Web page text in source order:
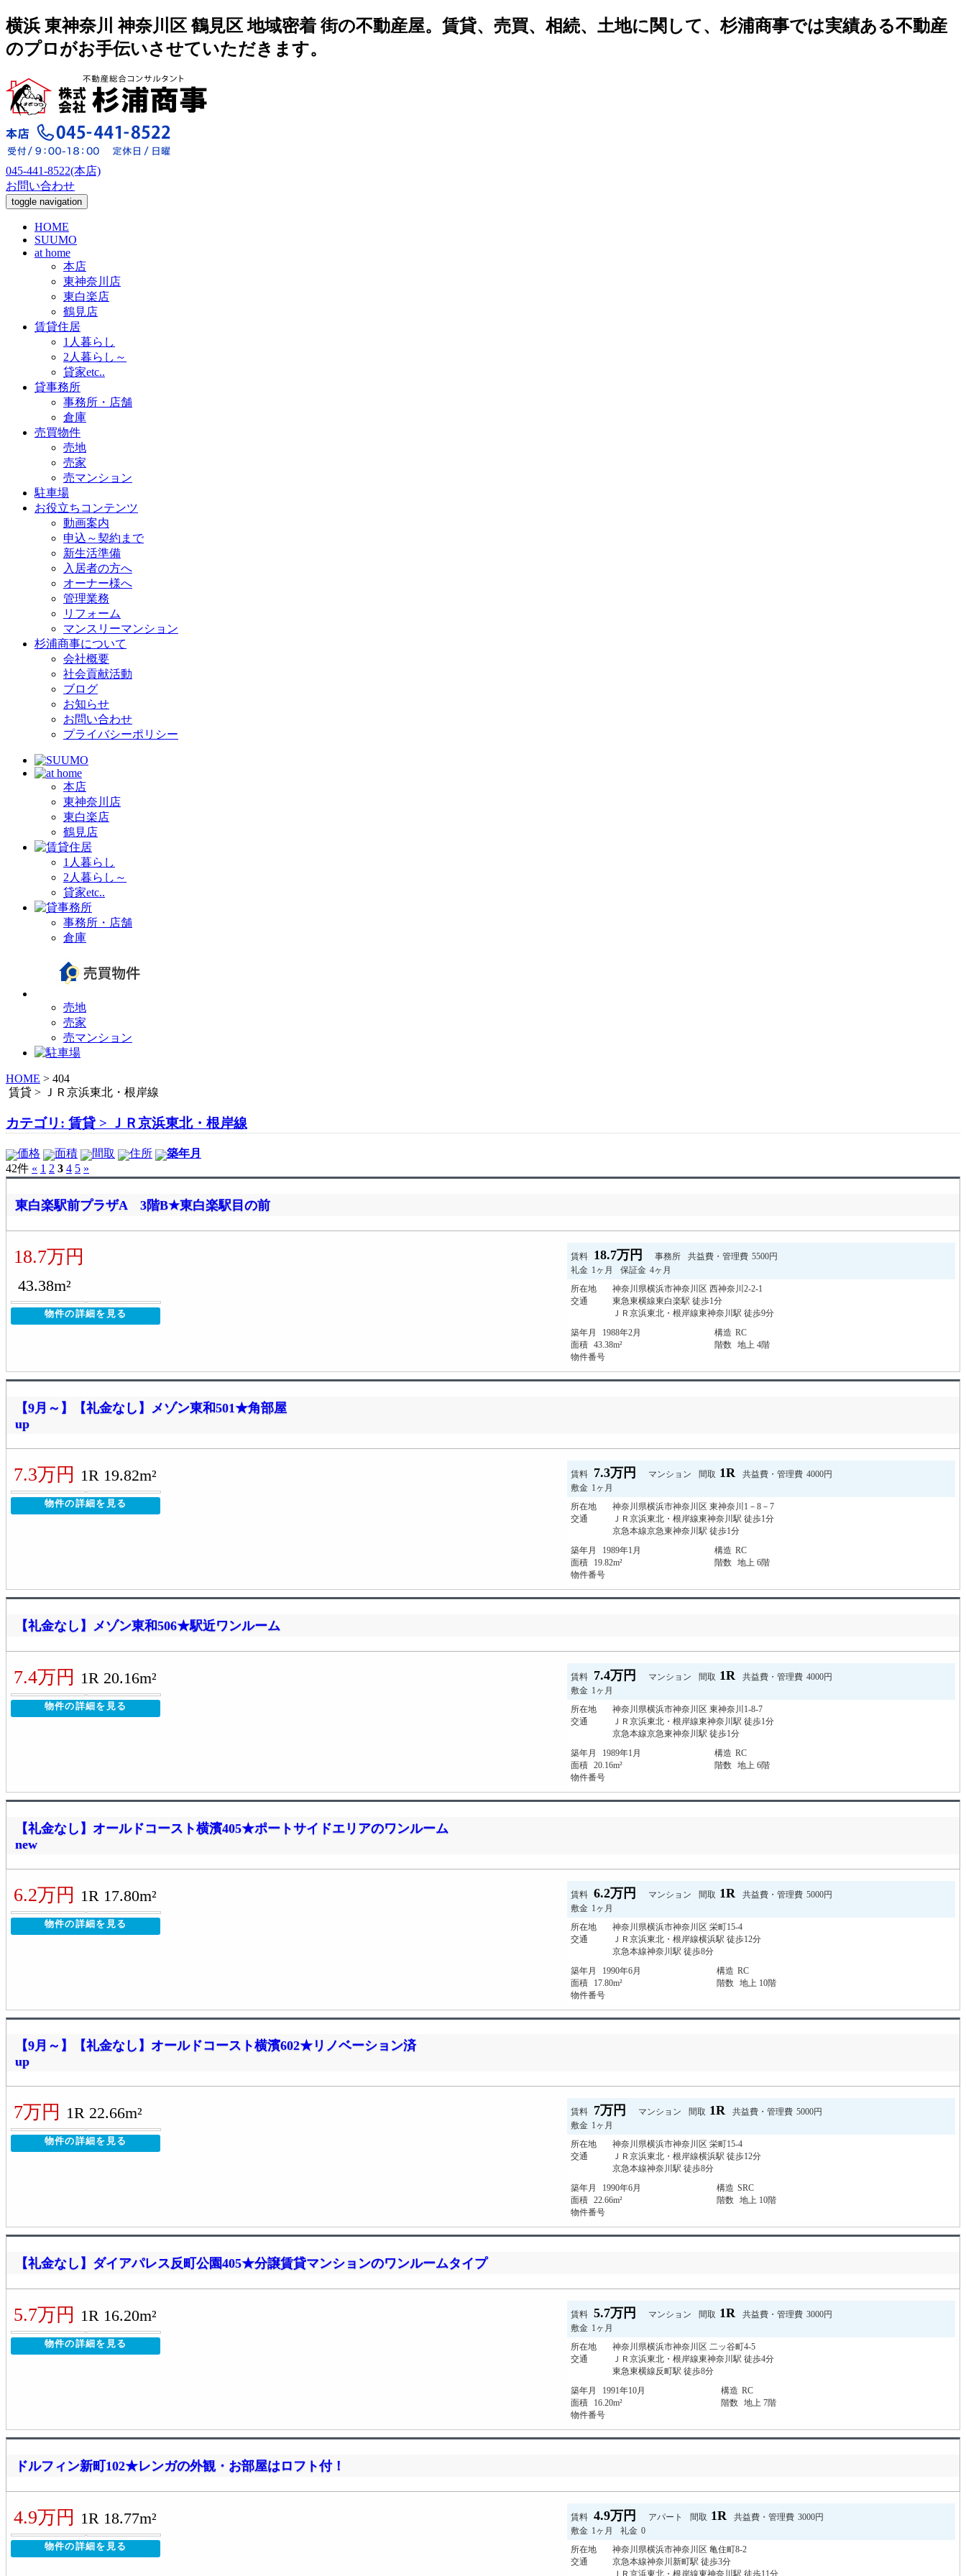
横浜 東神奈川 神奈川区 鶴見区 地域密着 街の不動産屋。賃貸、売買、相続、土地に関して、杉浦商事では実績ある不動産
のプロがお手伝いさせていただきます。
045-441-8522(本店)
お問い合わせ
toggle navigation
HOME
SUUMO
at home
本店
東神奈川店
東白楽店
鶴見店
賃貸住居
1人暮らし
2人暮らし～
貸家etc..
貸事務所
事務所・店舗
倉庫
売買物件
売地
売家
売マンション
駐車場
お役立ちコンテンツ
動画案内
申込～契約まで
新生活準備
入居者の方へ
オーナー様へ
管理業務
リフォーム
マンスリーマンション
杉浦商事について
会社概要
社会貢献活動
ブログ
お知らせ
お問い合わせ
プライバシーポリシー
本店
東神奈川店
東白楽店
鶴見店
1人暮らし
2人暮らし～
貸家etc..
事務所・店舗
倉庫
売地
売家
売マンション
HOME > 404
賃貸 > ＪＲ京浜東北・根岸線
カテゴリ: 賃貸 > ＪＲ京浜東北・根岸線
価格 面積 間取 住所
築年月
42件 « 1 2 3 4 5 »
東白楽駅前プラザA 3階B★東白楽駅目の前
18.7万円
43.38m²
物件の詳細を見る
賃料 18.7万円 事務所 共益費・管理費 5500円
礼金 1ヶ月 保証金 4ヶ月
所在地
神奈川県横浜市神奈川区 西神奈川2-2-1
交通
東急東横線東白楽駅 徒歩1分
ＪＲ京浜東北・根岸線東神奈川駅 徒歩9分
築年月
1988年2月 構造 RC
面積 43.38m² 階数 地上 4階
物件番号
【9月～】【礼金なし】メゾン東和501★角部屋
up
7.3万円 1R 19.82m²
物件の詳細を見る
賃料 7.3万円 マンション 間取 1R 共益費・管理費 4000円
敷金 1ヶ月
所在地
神奈川県横浜市神奈川区 東神奈川1－8－7
交通
ＪＲ京浜東北・根岸線東神奈川駅 徒歩1分
京急本線京急東神奈川駅 徒歩1分
築年月
1989年1月 構造 RC
面積
19.82m² 階数 地上 6階
物件番号
【礼金なし】メゾン東和506★駅近ワンルーム
7.4万円 1R 20.16m²
物件の詳細を見る
賃料 7.4万円 マンション 間取 1R 共益費・管理費 4000円
敷金 1ヶ月
所在地
神奈川県横浜市神奈川区 東神奈川1-8-7
交通
ＪＲ京浜東北・根岸線東神奈川駅 徒歩1分
京急本線京急東神奈川駅 徒歩1分
築年月
1989年1月 構造 RC
面積 20.16m² 階数 地上 6階
物件番号
【礼金なし】オールドコースト横濱405★ポートサイドエリアのワンルーム
new
6.2万円 1R 17.80m²
物件の詳細を見る
賃料 6.2万円 マンション 間取 1R 共益費・管理費 5000円
敷金 1ヶ月
所在地
神奈川県横浜市神奈川区 栄町15-4
交通
ＪＲ京浜東北・根岸線横浜駅 徒歩12分
京急本線神奈川駅 徒歩8分
築年月
1990年6月 構造 RC
面積
17.80m² 階数 地上 10階
物件番号
【9月～】【礼金なし】オールドコースト横濱602★リノベーション済
up
7万円 1R 22.66m²
物件の詳細を見る
賃料 7万円 マンション 間取 1R 共益費・管理費 5000円
敷金 1ヶ月
所在地
神奈川県横浜市神奈川区 栄町15-4
交通
ＪＲ京浜東北・根岸線横浜駅 徒歩12分
京急本線神奈川駅 徒歩8分
築年月
1990年6月 構造 SRC
面積 22.66m² 階数 地上 10階
物件番号
【礼金なし】ダイアパレス反町公園405★分譲賃貸マンションのワンルームタイプ
5.7万円 1R 16.20m²
物件の詳細を見る
賃料 5.7万円 マンション 間取 1R 共益費・管理費 3000円
敷金 1ヶ月
所在地
神奈川県横浜市神奈川区 二ッ谷町4-5
交通
ＪＲ京浜東北・根岸線東神奈川駅 徒歩4分
東急東横線反町駅 徒歩8分
築年月
1991年10月 構造 RC
面積
16.20m² 階数 地上 7階
物件番号
ドルフィン新町102★レンガの外観・お部屋はロフト付！
4.9万円 1R 18.77m²
物件の詳細を見る
賃料 4.9万円 アパート 間取 1R 共益費・管理費 3000円
敷金 1ヶ月 礼金 0
所在地
神奈川県横浜市神奈川区 亀住町8-2
交通
京急本線神奈川新町駅 徒歩3分
ＪＲ京浜東北・根岸線東神奈川駅 徒歩11分